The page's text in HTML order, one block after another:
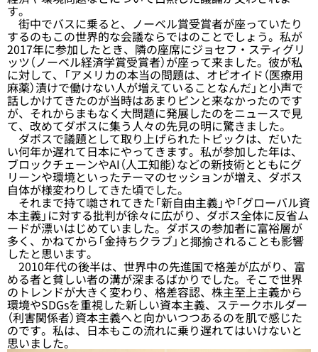
す。
街中でバスに乗ると、ノーベル賞受賞者が座っていたり
するのもこの世界的な会議ならではのことでしょう。私が
2017年に参加したとき、隣の座席にジョセフ・スティグリ
ッツ（ノーベル経済学賞受賞者）が座って来ました。彼が私
に対して、「アメリカの本当の問題は、オピオイド（医療用
麻薬）漬けで働けない人が増えていることなんだ」と小声で
話しかけてきたのが当時はあまりピンと来なかったのです
が、それからまもなく大問題に発展したのをニュースで見
て、改めてダボスに集う人々の先見の明に驚きました。
ダボスで議題として取り上げられたトピックは、だいた
い何年か遅れて日本にやってきます。私が参加した年は、
ブロックチェーンやAI（人工知能）などの新技術とともにグ
リーンや環境といったテーマのセッションが増え、ダボス
自体が様変わりしてきた頃でした。
それまで持て囃されてきた「新自由主義」や「グローバル資
本主義」に対する批判が徐々に広がり、ダボス全体に反省ム
ードが漂いはじめていました。ダボスの参加者に富裕層が
多く、かねてから「金持ちクラブ」と揶揄されることも影響
したと思います。
2010年代の後半は、世界中の先進国で格差が広がり、富
める者と貧しい者の溝が深まるばかりでした。そこで世界
のトレンドが大きく変わり、格差容認、株主至上主義から
環境やSDGsを重視した新しい資本主義、ステークホルダー
（利害関係者）資本主義へと向かいつつあるのを肌で感じた
のです。私は、日本もこの流れに乗り遅れてはいけないと
思いました。